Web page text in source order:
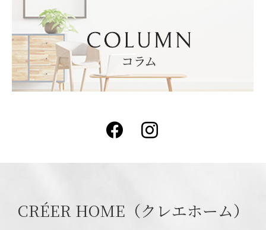
Facebook
CRÉER HOME（クレエホーム）